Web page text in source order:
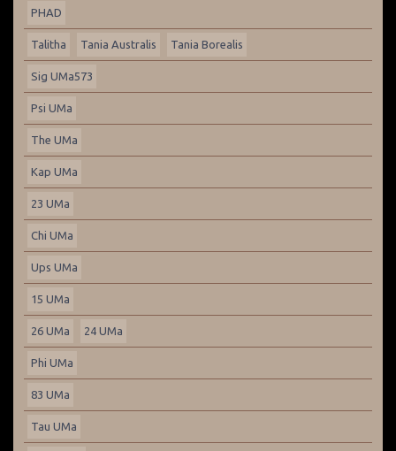
PHAD
Talitha Tania Australis Tania Borealis
Sig UMa573
Psi UMa
The UMa
Kap UMa
23 UMa
Chi UMa
Ups UMa
15 UMa
26 UMa 24 UMa
Phi UMa
83 UMa
Tau UMa